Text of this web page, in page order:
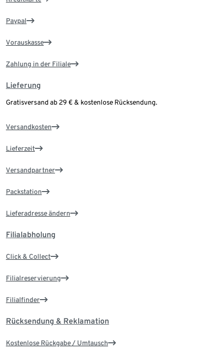
Paypal
Vorauskasse
Zahlung in der Filiale
Lieferung
Gratisversand ab 29 € & kostenlose Rücksendung.
Versandkosten
Lieferzeit
Versandpartner
Packstation
Lieferadresse ändern
Filialabholung
Click & Collect
Filialreservierung
Filialfinder
Rücksendung & Reklamation
Kostenlose Rückgabe / Umtausch